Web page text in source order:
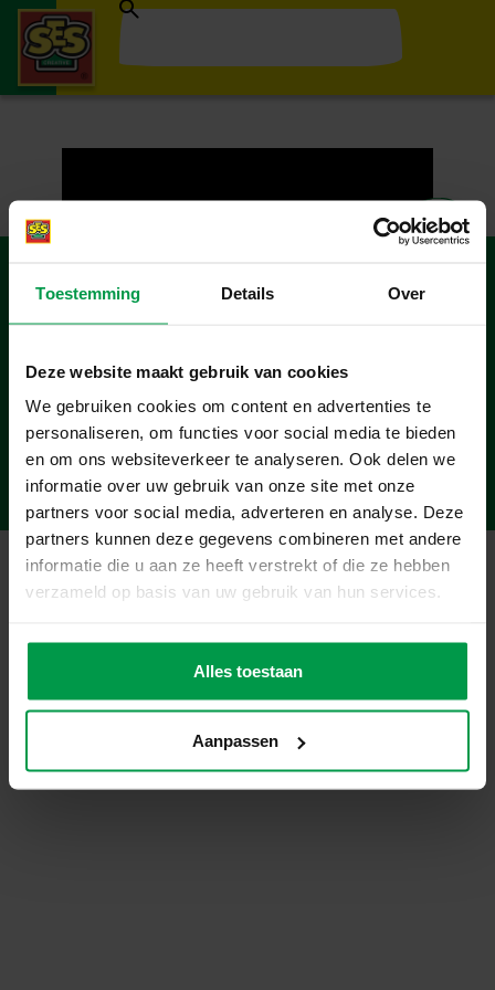
Toestemming Details Over
Deze website maakt gebruik van cookies
We gebruiken cookies om content en advertenties te
personaliseren, om functies voor social media te bieden
en om ons websiteverkeer te analyseren. Ook delen we
informatie over uw gebruik van onze site met onze
partners voor social media, adverteren en analyse. Deze
partners kunnen deze gegevens combineren met andere
informatie die u aan ze heeft verstrekt of die ze hebben
verzameld op basis van uw gebruik van hun services.
Alles toestaan
Aanpassen
Products
Age
About
© 2026 SES Creative | Website by DigitalGuys